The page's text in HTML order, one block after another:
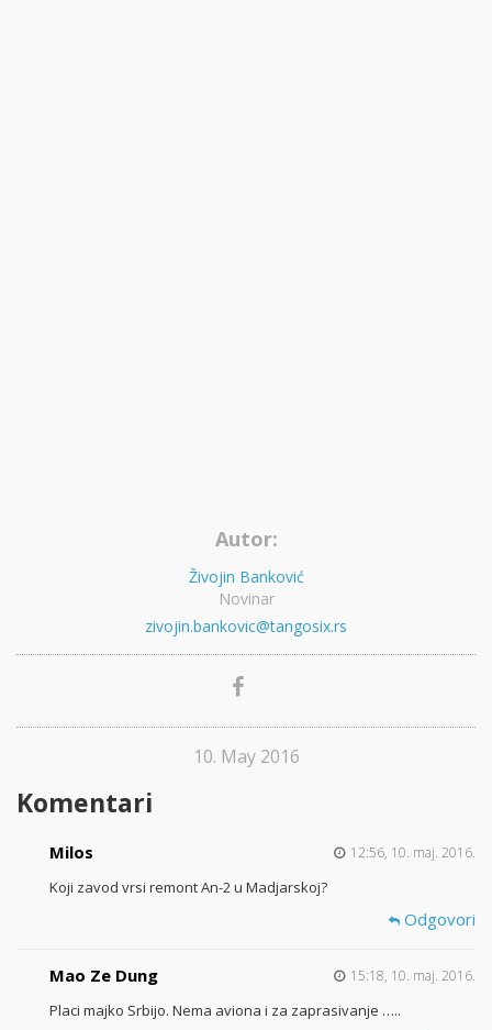
Autor:
Živojin Banković
Novinar
zivojin.bankovic@tangosix.rs
10. May 2016
Komentari
Milos 12:56, 10. maj. 2016.
Koji zavod vrsi remont An-2 u Madjarskoj?
Odgovori
Mao Ze Dung 15:18, 10. maj. 2016.
Placi majko Srbijo. Nema aviona i za zaprasivanje …..